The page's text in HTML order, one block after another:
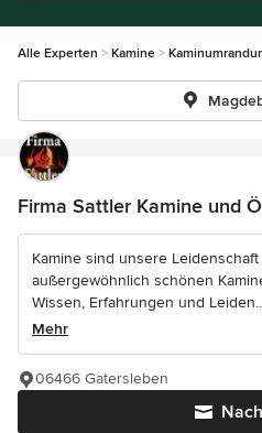
Alle Experten Kamine
Firma Sattler Kamine und
Kamine sind unsere
außergewöhnlich schönen
Wissen, Erfahrungen und
Mehr
06466 Gatersleben